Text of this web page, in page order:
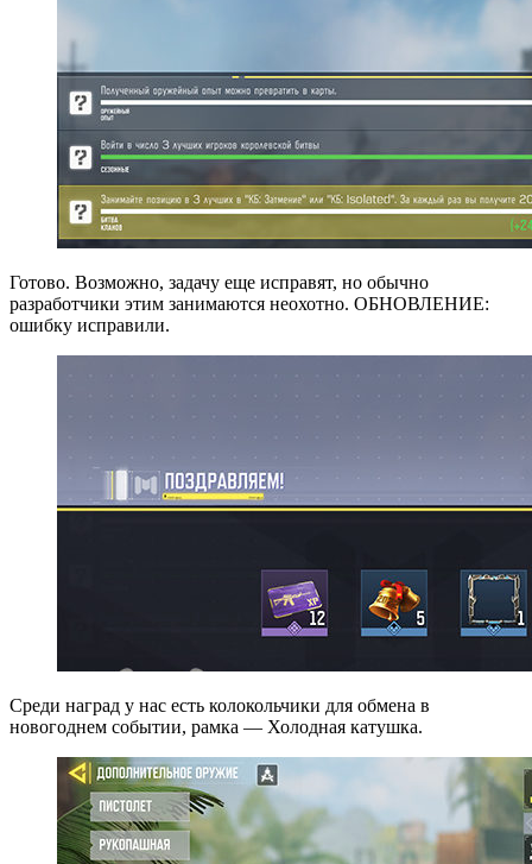
Готово. Возможно, задачу еще исправят, но обычно
разработчики этим занимаются неохотно. ОБНОВЛЕНИЕ:
ошибку исправили.
Среди наград у нас есть колокольчики для обмена в
новогоднем событии, рамка — Холодная катушка.